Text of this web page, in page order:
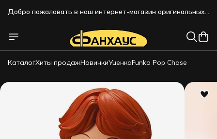
Добро пожаловать в наш интернет-магазин оригинальных
КаталогХиты продажНовинкиУценкаFunko Pop Chase